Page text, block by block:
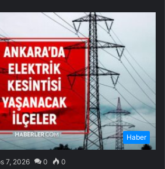
Haber
7, 2026 0 0